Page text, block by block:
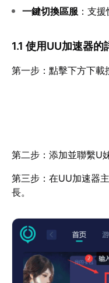
一鍵切換區服 ：支
1.1 使用UU加速器的
第一步：點擊下方下載
第二步：添加並聯繫U
第三步：在UU加速器
長。